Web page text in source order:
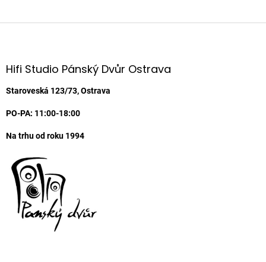
Z
aHifi Studio Pánský Dvůr Ostrava
Staroveská 123/73, Ostrava
PO-PA: 11:00-18:00
Na trhu od roku 1994